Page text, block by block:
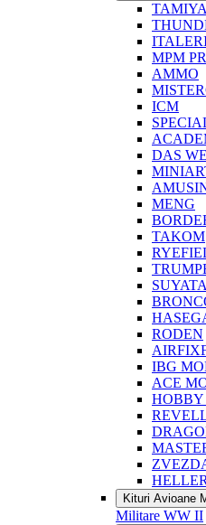
MPM
AMMO
ICM
DAS
MENG
TAKOM
RODEN
IBG
ACE
HOBBY
Kituri Avioane
Militare WW II